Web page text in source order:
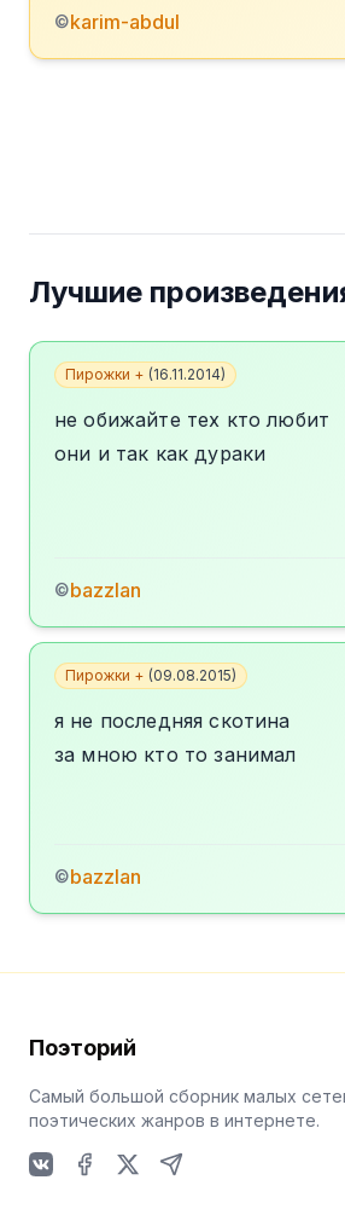
©karim-abdul
Лучшие
Пирожки + (16.11.2014)
не обижайте тех кто любит
они и так как дураки
©bazzlan
Пирожки + (09.08.2015)
я не последняя скотина
за мною кто то занимал
©bazzlan
Поэторий
Самый большой сборник малых
поэтических жанров в интернете.